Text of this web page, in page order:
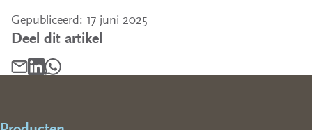
Gepubliceerd: 17 juni 2025
Deel dit artikel